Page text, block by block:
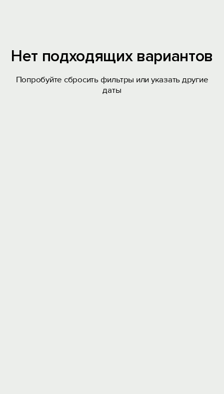
Нет подходящих вариантов
Попробуйте сбросить фильтры или указать другие
даты